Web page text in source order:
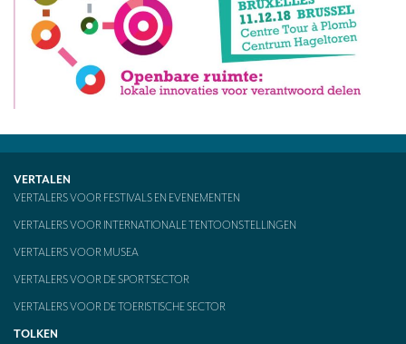
VERTALEN
VERTALERS VOOR FESTIVALS EN EVENEMENTEN
VERTALERS VOOR INTERNATIONALE TENTOONSTELLINGEN
VERTALERS VOOR MUSEA
VERTALERS VOOR DE SPORTSECTOR
VERTALERS VOOR DE TOERISTISCHE SECTOR
TOLKEN